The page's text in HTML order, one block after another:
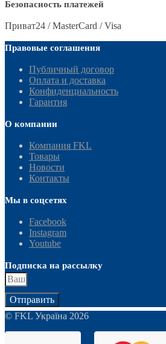
Безопасность платежей
Приват24 / MasterCard / Visa
Правовые соглашения
Публичный договор
Оплата и доставка
Конфиденциальность
Гарантия
О компании
Компания FKL
Товары
Новости
Контакты
Мы в соцсетях
Facebook
Instagram
Youtube
Подписка на рассылку
Отправить
© FKL Україна 2026